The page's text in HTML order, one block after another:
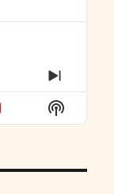
NEXT
Show
Podcast